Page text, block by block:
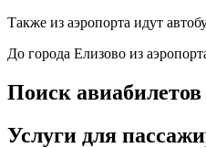
Также из аэропорта идут
До города Елизово из
Поиск авиабилетов
Услуги для